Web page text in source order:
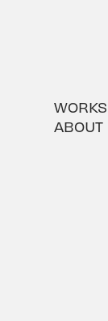
WORKS
ABOUT